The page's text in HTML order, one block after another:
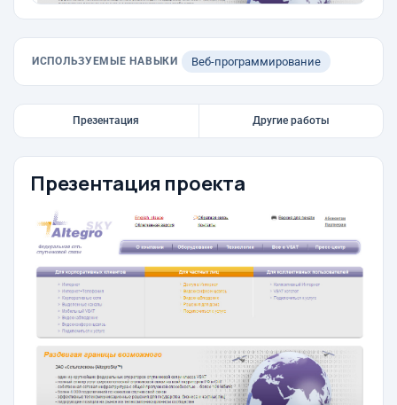
ИСПОЛЬЗУЕМЫЕ НАВЫКИ Веб-программирование
Презентация Другие работы
Презентация проекта